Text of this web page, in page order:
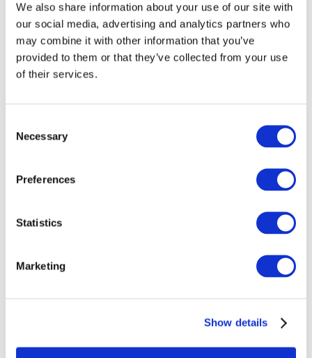
We also share information about your use of our site with
our social media, advertising and analytics partners who
may combine it with other information that you’ve
provided to them or that they’ve collected from your use
of their services.
Selection
Necessary
Preferences
Statistics
Marketing
Show details
Terminä”vihreä”tarkoittaa ympäristötietoisuutta
kaikessa toiminnassa, mutta siihen sisältyy myös
taloudellisia, sosiaalisia, teknologisia ja inhimillisiä
kestävyysnäkökohtia. Kestävä kehitys on tapa
Ympäristöstä huolehtiminen koostuu niin pienistä kuin suuristakin